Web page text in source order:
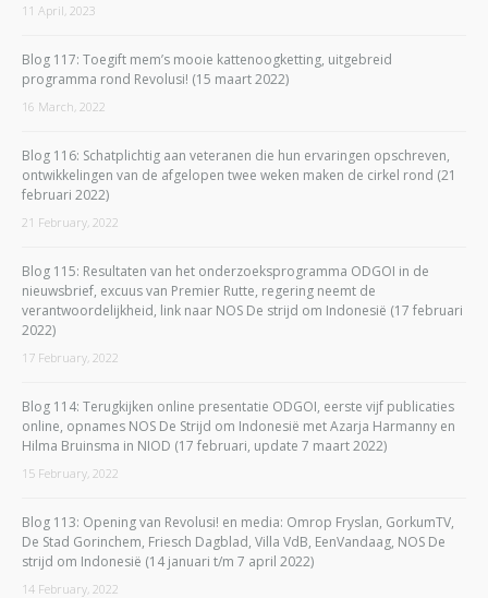
11 April, 2023
Blog 117: Toegift mem’s mooie kattenoogketting, uitgebreid
programma rond Revolusi! (15 maart 2022)
16 March, 2022
Blog 116: Schatplichtig aan veteranen die hun ervaringen opschreven,
ontwikkelingen van de afgelopen twee weken maken de cirkel rond (21
februari 2022)
21 February, 2022
Blog 115: Resultaten van het onderzoeksprogramma ODGOI in de
nieuwsbrief, excuus van Premier Rutte, regering neemt de
verantwoordelijkheid, link naar NOS De strijd om Indonesië (17 februari
2022)
17 February, 2022
Blog 114: Terugkijken online presentatie ODGOI, eerste vijf publicaties
online, opnames NOS De Strijd om Indonesië met Azarja Harmanny en
Hilma Bruinsma in NIOD (17 februari, update 7 maart 2022)
15 February, 2022
Blog 113: Opening van Revolusi! en media: Omrop Fryslan, GorkumTV,
De Stad Gorinchem, Friesch Dagblad, Villa VdB, EenVandaag, NOS De
strijd om Indonesië (14 januari t/m 7 april 2022)
14 February, 2022